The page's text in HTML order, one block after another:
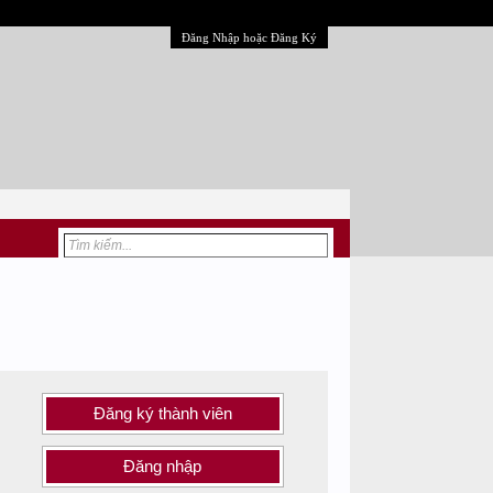
Đăng Nhập hoặc Đăng Ký
Đăng ký thành viên
Đăng nhập